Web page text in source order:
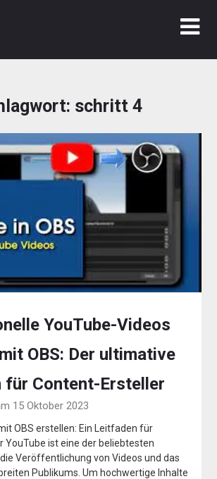
schritt 4
YouTube-Videos
OBS: Der ultimative
für Content-Ersteller
15 Oktober 2023
OBS erstellen: Ein Leitfaden für
YouTube ist eine der beliebtesten
Veröffentlichung von Videos und das
Publikums. Um hochwertige Inhalte